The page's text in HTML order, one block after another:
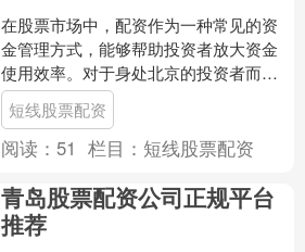
在股票市场中，配资作为一种常见的资
金管理方式，能够帮助投资者放大资金
使用效率。对于身处北京的投资者而
言，选择一家正规、可靠的北京股票配
资公司至关重要。本文将为您....
短线股票配资
阅读： 51 栏目： 短线股票配资
青岛股票配资公司正规平台
推荐